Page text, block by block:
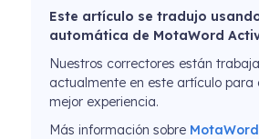
Este artículo se tradujo
automática de MotaWord
Nuestros correctores están
actualmente en este artículo para
mejor experiencia.
Más información sobre